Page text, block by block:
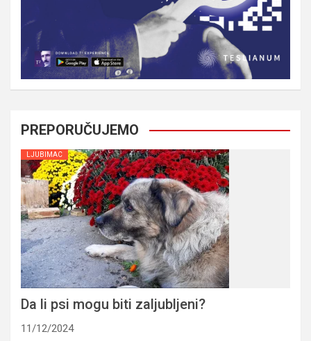
PREPORUČUJEMO
LJUBIMAC
Da li psi mogu biti zaljubljeni?
11/12/2024